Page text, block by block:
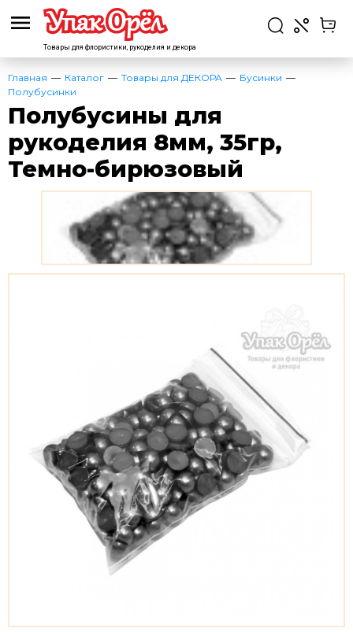
Товары для флористики, рукоделия и декора
Главная Каталог Товары для ДЕКОРА
Бусинки
Полубусинки
Полубусины для
рукоделия 8мм, 35гр,
Темно-бирюзовый